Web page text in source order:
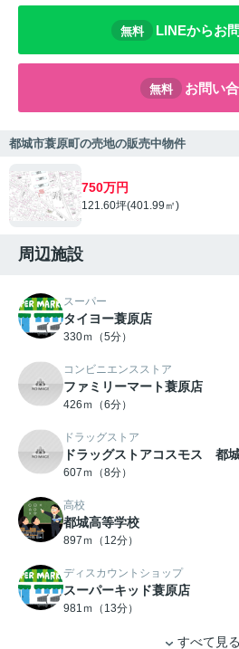
無料 LINEからお
無料 お問い
都城市蓑原町の売地の販売中物件
750万円
121.60坪(401.99㎡)
周辺施設
スーパー
タイヨー蓑原店
330ｍ（5分）
コンビニエンスストア
ファミリーマート蓑原店
426ｍ（6分）
ドラッグストア
ドラッグストアコスモス 都
607ｍ（8分）
高校
都城高等学校
897ｍ（12分）
ディスカウントショップ
スーパーキッド蓑原店
981ｍ（13分）
すべて見る